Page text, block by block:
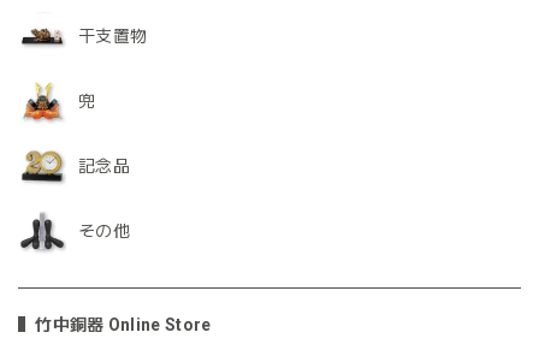
干支置物
兜
記念品
その他
竹中銅器 Online Store